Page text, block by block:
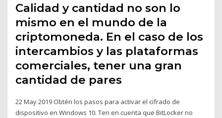
Calidad y cantidad no son lo
mismo en el mundo de la
criptomoneda. En el caso de los
intercambios y las plataformas
comerciales, tener una gran
cantidad de pares
22 May 2019 Obtén los pasos para activar el cifrado de
dispositivo en Windows 10. Ten en cuenta que BitLocker no